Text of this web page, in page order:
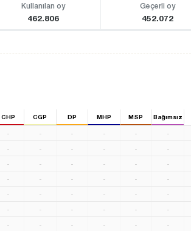
Kullanılan oy
462.806
Geçerli oy
452.072
CHP CGP DP MHP MSP Bağımsız
- - - - - -
- - - - - -
- - - - - -
- - - - - -
- - - - - -
- - - - - -
- - - - - -